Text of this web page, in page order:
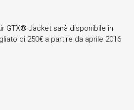
GTX® Jacket sarà disponibile in
di 250€ a partire da aprile 2016